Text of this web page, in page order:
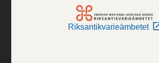
Riksantikvarieämbetet